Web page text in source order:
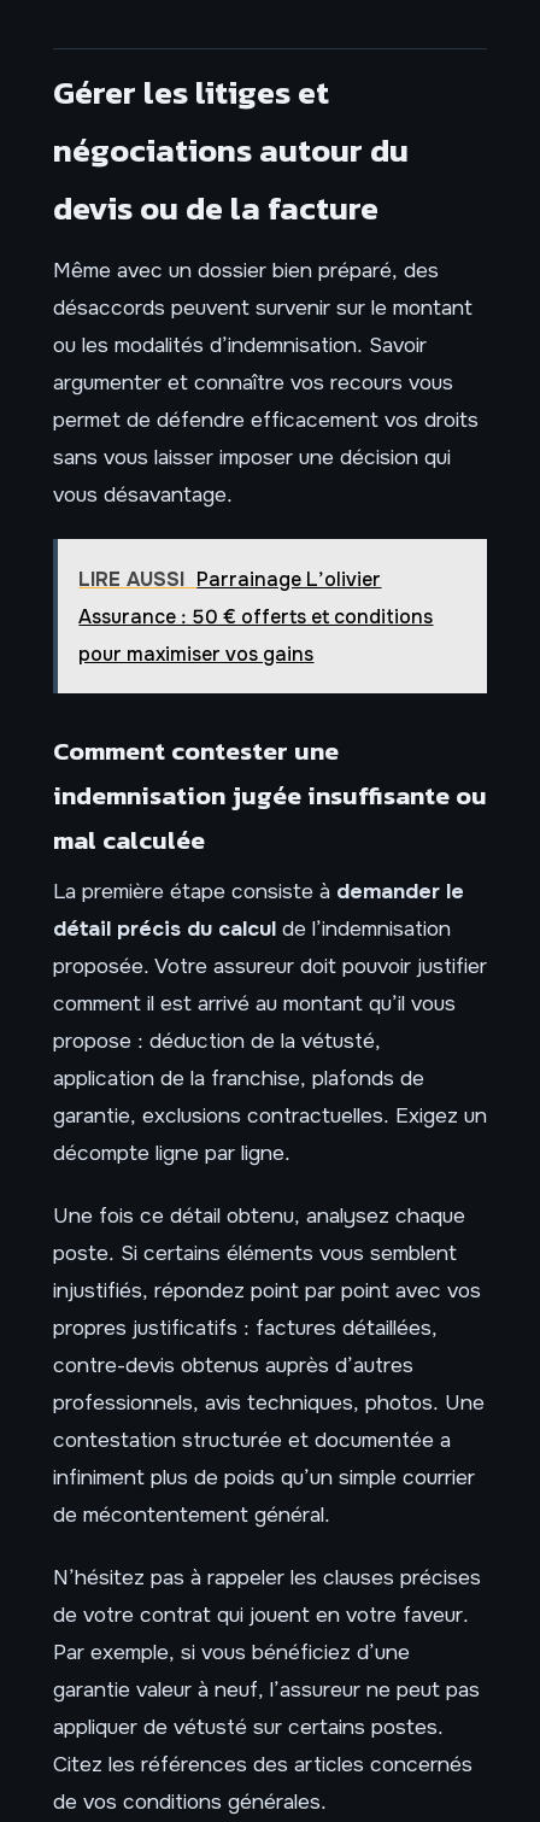
Gérer les litiges et
négociations autour du
devis ou de la facture
Même avec un dossier bien préparé, des
désaccords peuvent survenir sur le montant
ou les modalités d’indemnisation. Savoir
argumenter et connaître vos recours vous
permet de défendre efficacement vos droits
sans vous laisser imposer une décision qui
vous désavantage.
LIRE AUSSI Parrainage L’olivier
Assurance : 50 € offerts et conditions
pour maximiser vos gains
Comment contester une
indemnisation jugée insuffisante ou
mal calculée
La première étape consiste à demander le
détail précis du calcul de l’indemnisation
proposée. Votre assureur doit pouvoir justifier
comment il est arrivé au montant qu’il vous
propose : déduction de la vétusté,
application de la franchise, plafonds de
garantie, exclusions contractuelles. Exigez un
décompte ligne par ligne.
Une fois ce détail obtenu, analysez chaque
poste. Si certains éléments vous semblent
injustifiés, répondez point par point avec vos
propres justificatifs : factures détaillées,
contre-devis obtenus auprès d’autres
professionnels, avis techniques, photos. Une
contestation structurée et documentée a
infiniment plus de poids qu’un simple courrier
de mécontentement général.
N’hésitez pas à rappeler les clauses précises
de votre contrat qui jouent en votre faveur.
Par exemple, si vous bénéficiez d’une
garantie valeur à neuf, l’assureur ne peut pas
appliquer de vétusté sur certains postes.
Citez les références des articles concernés
de vos conditions générales.